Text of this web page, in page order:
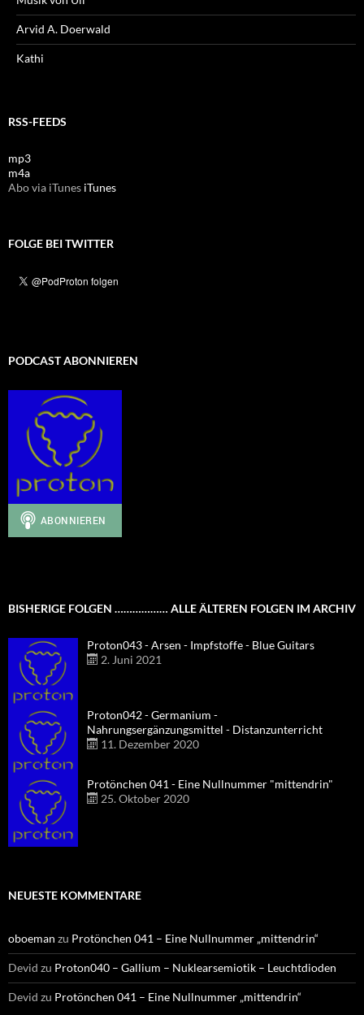
Arvid A. Doerwald
Kathi
RSS-FEEDS
mp3
m4a
Abo via iTunes iTunes
FOLGE BEI TWITTER
PODCAST ABONNIEREN
BISHERIGE FOLGEN ……………… ALLE ÄLTEREN FOLGEN IM ARCHIV
Proton043 - Arsen - Impfstoffe - Blue Guitars
2. Juni 2021
Proton042 - Germanium -
Nahrungsergänzungsmittel - Distanzunterricht
11. Dezember 2020
Protönchen 041 - Eine Nullnummer "mittendrin"
25. Oktober 2020
NEUESTE KOMMENTARE
oboeman zu Protönchen 041 – Eine Nullnummer „mittendrin“
Devid zu Proton040 – Gallium – Nuklearsemiotik – Leuchtdioden
Devid zu Protönchen 041 – Eine Nullnummer „mittendrin“